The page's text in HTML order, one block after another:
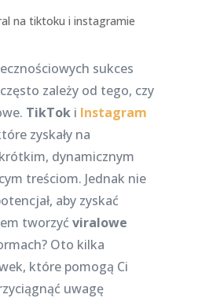
sukces
zależy od tego, czy
TikToki Instagram
zyskały na
dynamicznym
treściom. Jednak nie
aby zyskać
tworzyć viralowe
Oto kilka
które pomogą Ci
uwagę